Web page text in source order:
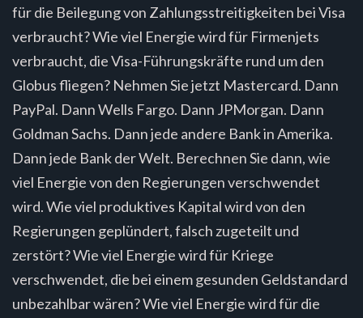
für die Beilegung von Zahlungsstreitigkeiten bei Visa
verbraucht? Wie viel Energie wird für Firmenjets
verbraucht, die Visa-Führungskräfte rund um den
Globus fliegen? Nehmen Sie jetzt Mastercard. Dann
PayPal. Dann Wells Fargo. Dann JPMorgan. Dann
Goldman Sachs. Dann jede andere Bank in Amerika.
Dann jede Bank der Welt. Berechnen Sie dann, wie
viel Energie von den Regierungen verschwendet
wird. Wie viel produktives Kapital wird von den
Regierungen geplündert, falsch zugeteilt und
zerstört? Wie viel Energie wird für Kriege
verschwendet, die bei einem gesunden Geldstandard
unbezahlbar wären? Wie viel Energie wird für die